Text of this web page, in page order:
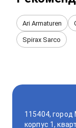
Ari Armaturen
Spirax Sarco
115404,
корпус 1,